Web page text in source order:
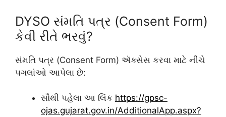
DYSO સંમતિ પત્ર (Consent Form)
કેવી રીતે ભરવું?
સંમતિ પત્ર (Consent Form) ઍક્સેસ કરવા માટે નીચે
પગલાંઓ આપેલા છે:
સૌથી પહેલા આ લિંક https://gpsc-
ojas.gujarat.gov.in/AdditionalApp.aspx?